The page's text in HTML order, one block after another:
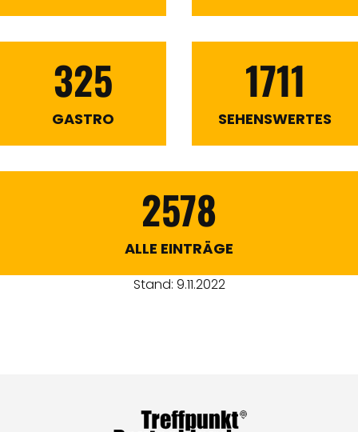
325
GASTRO
1711
SEHENSWERTES
2578
ALLE EINTRÄGE
Stand: 9.11.2022